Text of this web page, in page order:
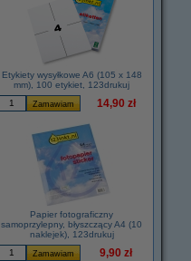
Etykiety wysyłkowe A6 (105 x 148
mm), 100 etykiet, 123drukuj
14,90 zł
Papier fotograficzny
samoprzylepny, błyszczący A4 (10
naklejek), 123drukuj
9,90 zł